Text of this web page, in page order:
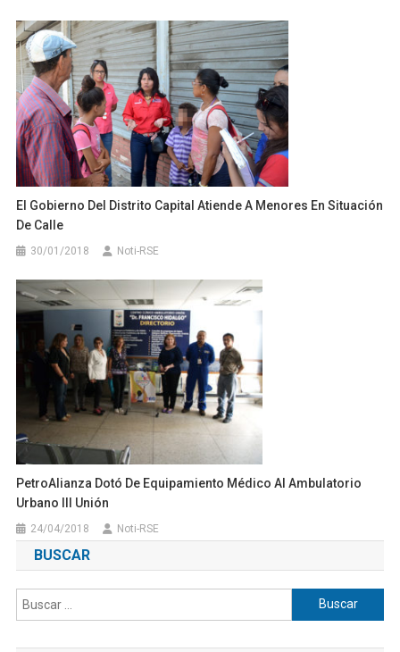
El Gobierno Del Distrito Capital Atiende A Menores En Situación
De Calle
30/01/2018 Noti-RSE
PetroAlianza Dotó De Equipamiento Médico Al Ambulatorio
Urbano III Unión
24/04/2018 Noti-RSE
BUSCAR
Buscar: